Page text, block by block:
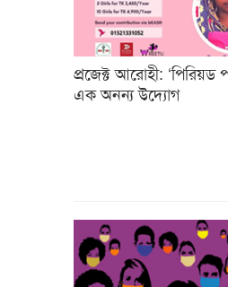
প্রজেক্ট আরোহী: ‘পিরিয়ড
এক অনন্য উদ্যোগ